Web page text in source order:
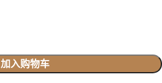
加入购物车